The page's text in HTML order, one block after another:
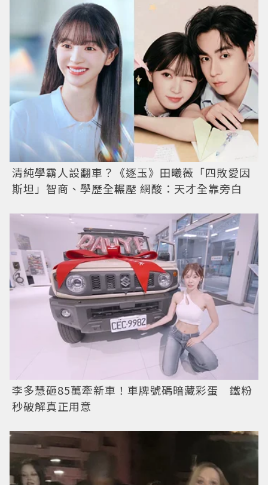
清純學霸人設翻車？《逐玉》田曦薇「四敗愛因
斯坦」智商、學歷全輾壓 網酸：天才全靠旁白
李多慧砸85萬牽新車！車牌號碼暗藏彩蛋 鐵粉
秒破解真正用意